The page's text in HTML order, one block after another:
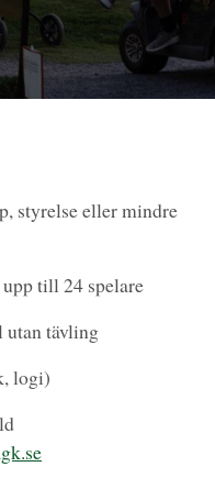
styrelse eller mindre
till 24 spelare
utan tävling
logi)